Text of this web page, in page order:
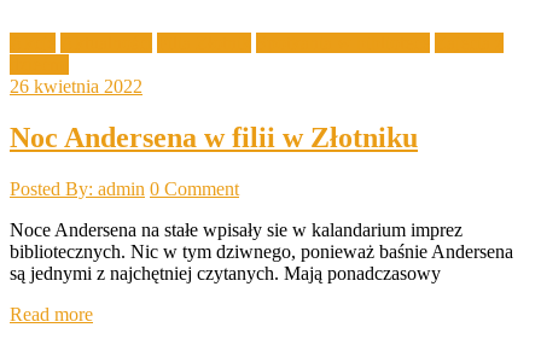
26 kwietnia 2022
Noc Andersena w filii w Złotniku
Posted By: admin 0 Comment
Noce Andersena na stałe wpisały sie w kalandarium imprez
bibliotecznych. Nic w tym dziwnego, ponieważ baśnie Andersena
są jednymi z najchętniej czytanych. Mają ponadczasowy
Read more